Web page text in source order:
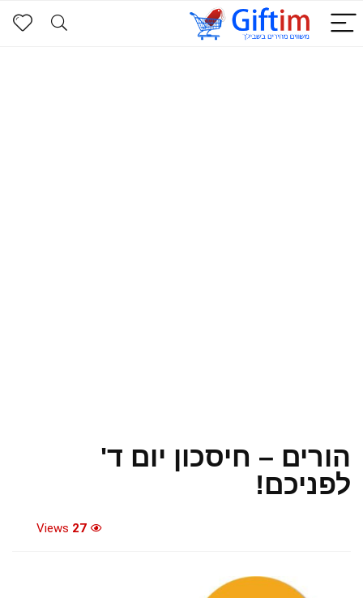
הורים – חיסכון יום ד'
לפניכם!
27